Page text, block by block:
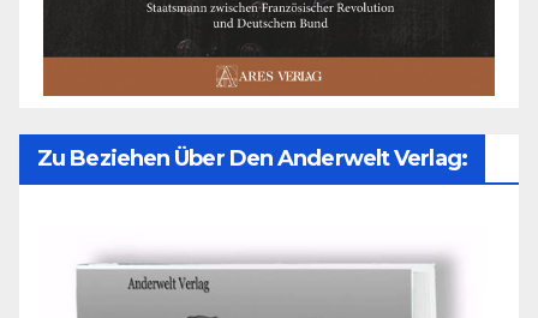
Zu Beziehen Über Den Anderwelt Verlag: